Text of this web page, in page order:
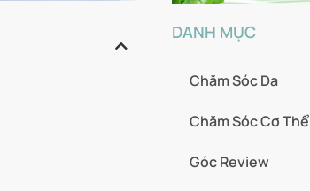
DANH MỤC
Chăm Sóc Da
Chăm Sóc Cơ Thể
Góc Review